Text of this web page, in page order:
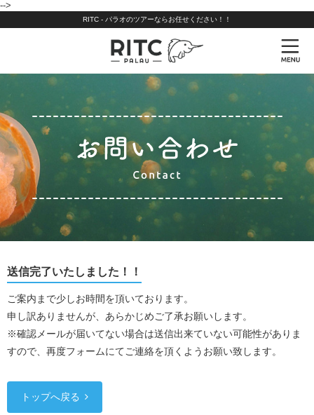
-->
RITC - パラオのツアーならお任せください！！
送信完了いたしました！！
ご案内まで少しお時間を頂いております。
申し訳ありませんが、あらかじめご了承お願いします。
※確認メールが届いてない場合は送信出来ていない可能性がありま
すので、再度フォームにてご連絡を頂くようお願い致します。
トップへ戻る